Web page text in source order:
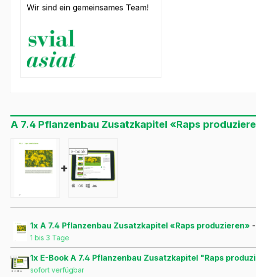
Wir sind ein gemeinsames Team!
A 7.4 Pflanzenbau Zusatzkapitel «Raps
+
1x A 7.4 Pflanzenbau Zusatzkapitel «Raps produzieren»
1 bis 3 Tage
1x E-Book A 7.4 Pflanzenbau Zusatzkapitel "Raps
sofort verfügbar